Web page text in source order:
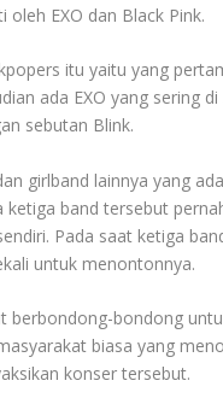
oleh EXO dan Black Pink.
itu yaitu yang
ada EXO yang sering
sebutan Blink.
girlband lainnya yang
ketiga band tersebut
Pada saat ketiga
untuk menontonnya.
berbondong-bondong
biasa yang
konser tersebut.